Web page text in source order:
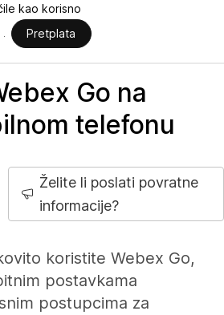
kao korisno
Pretplata
Go na
telefonu
Želite li poslati povratne
informacije?
koristite Webex Go,
postavkama
postupcima za